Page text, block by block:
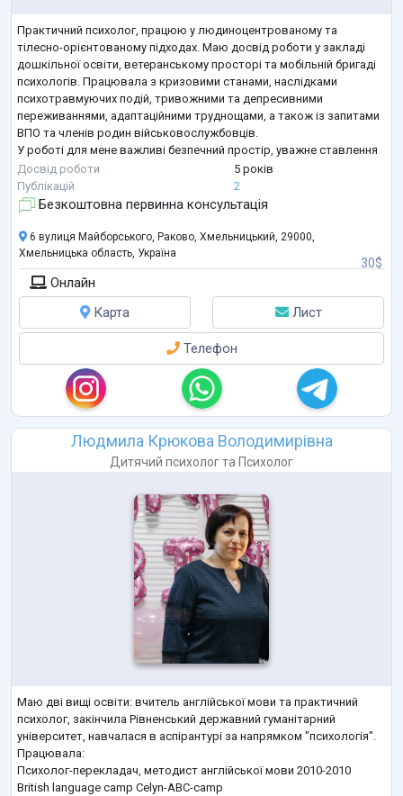
Практичний психолог, працюю у людиноцентрованому та
тілесно-орієнтованому підходах. Маю досвід роботи у закладі
дошкільної освіти, ветеранському просторі та мобільній бригаді
психологів. Працювала з кризовими станами, наслідками
психотравмуючих подій, тривожними та депресивними
переживаннями, адаптаційними труднощами, а також із запитами
ВПО та членів родин військовослужбовців.
У роботі для мене важливі безпечний простір, уважне ставлення
до індивідуального досвіду людини, емпатія та повага до темпу
клієнта. Цікавлюся темами тілесності, псих
Досвід роботи
5 років
Публікацій
2
Безкоштовна первинна консультація
30$
6 вулиця Майборського, Раково, Хмельницький, 29000,
Хмельницька область, Україна
Онлайн
Карта
Лист
Телефон
Людмила Крюкова Володимирівна
Дитячий психологта Психолог
Маю дві вищі освіти: вчитель англійської мови та практичний
психолог, закінчила Рівненський державний гуманітарний
університет, навчалася в аспірантурі за напрямком "психологія".
Працювала:
Психолог-перекладач, методист англійської мови 2010-2010
British language camp Celyn-ABC-camp